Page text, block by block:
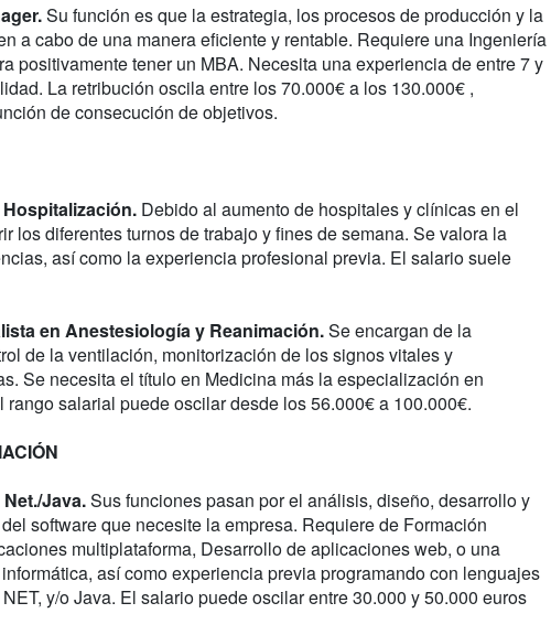
Su función es que la estrategia, los procesos de producción y la
a cabo de una manera eficiente y rentable. Requiere una Ingeniería
positivamente tener un MBA. Necesita una experiencia de entre 7 y
La retribución oscila entre los 70.000€ a los 130.000€ ,
de consecución de objetivos.
Debido al aumento de hospitales y clínicas en el
los diferentes turnos de trabajo y fines de semana. Se valora la
así como la experiencia profesional previa. El salario suele
en Anestesiología y Reanimación.Se encargan de la
de la ventilación, monitorización de los signos vitales y
Se necesita el título en Medicina más la especialización en
salarial puede oscilar desde los 56.000€ a 100.000€.
Java.Sus funciones pasan por el análisis, diseño, desarrollo y
software que necesite la empresa. Requiere de Formación
multiplataforma, Desarrollo de aplicaciones web, o una
así como experiencia previa programando con lenguajes
y/o Java. El salario puede oscilar entre 30.000 y 50.000 euros